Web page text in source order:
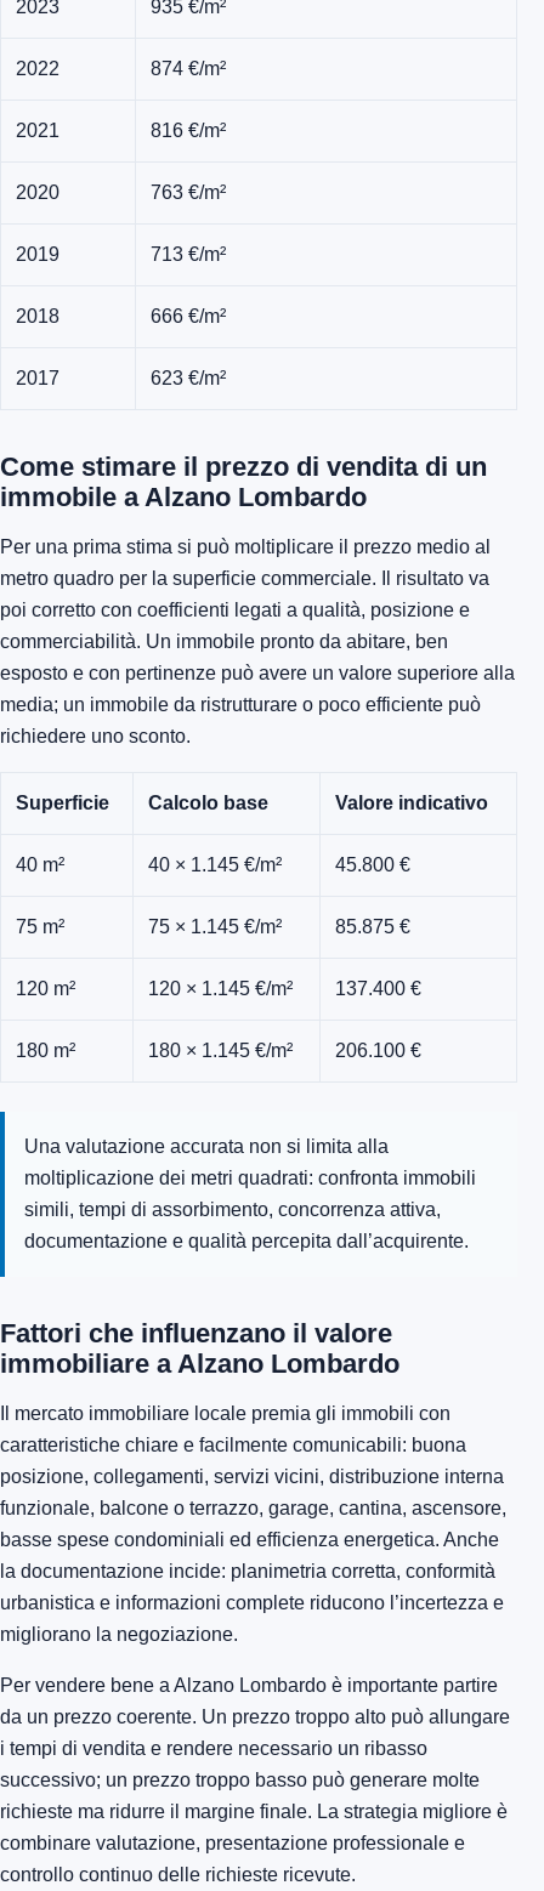
2023 935 €/m²
2022 874 €/m²
2021 816 €/m²
2020 763 €/m²
2019 713 €/m²
2018 666 €/m²
2017 623 €/m²
Come stimare il prezzo di vendita di un
immobile a Alzano Lombardo
Per una prima stima si può moltiplicare il prezzo medio al
metro quadro per la superficie commerciale. Il risultato va
poi corretto con coefficienti legati a qualità, posizione e
commerciabilità. Un immobile pronto da abitare, ben
esposto e con pertinenze può avere un valore superiore alla
media; un immobile da ristrutturare o poco efficiente può
richiedere uno sconto.
Superficie Calcolo base Valore indicativo
40 m² 40 × 1.145 €/m² 45.800 €
75 m² 75 × 1.145 €/m² 85.875 €
120 m² 120 × 1.145 €/m² 137.400 €
180 m² 180 × 1.145 €/m² 206.100 €
Una valutazione accurata non si limita alla
moltiplicazione dei metri quadrati: confronta immobili
simili, tempi di assorbimento, concorrenza attiva,
documentazione e qualità percepita dall’acquirente.
Fattori che influenzano il valore
immobiliare a Alzano Lombardo
Il mercato immobiliare locale premia gli immobili con
caratteristiche chiare e facilmente comunicabili: buona
posizione, collegamenti, servizi vicini, distribuzione interna
funzionale, balcone o terrazzo, garage, cantina, ascensore,
basse spese condominiali ed efficienza energetica. Anche
la documentazione incide: planimetria corretta, conformità
urbanistica e informazioni complete riducono l’incertezza e
migliorano la negoziazione.
Per vendere bene a Alzano Lombardo è importante partire
da un prezzo coerente. Un prezzo troppo alto può allungare
i tempi di vendita e rendere necessario un ribasso
successivo; un prezzo troppo basso può generare molte
richieste ma ridurre il margine finale. La strategia migliore è
combinare valutazione, presentazione professionale e
controllo continuo delle richieste ricevute.